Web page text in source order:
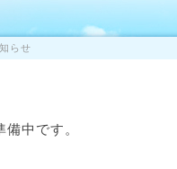
らせ
中です。